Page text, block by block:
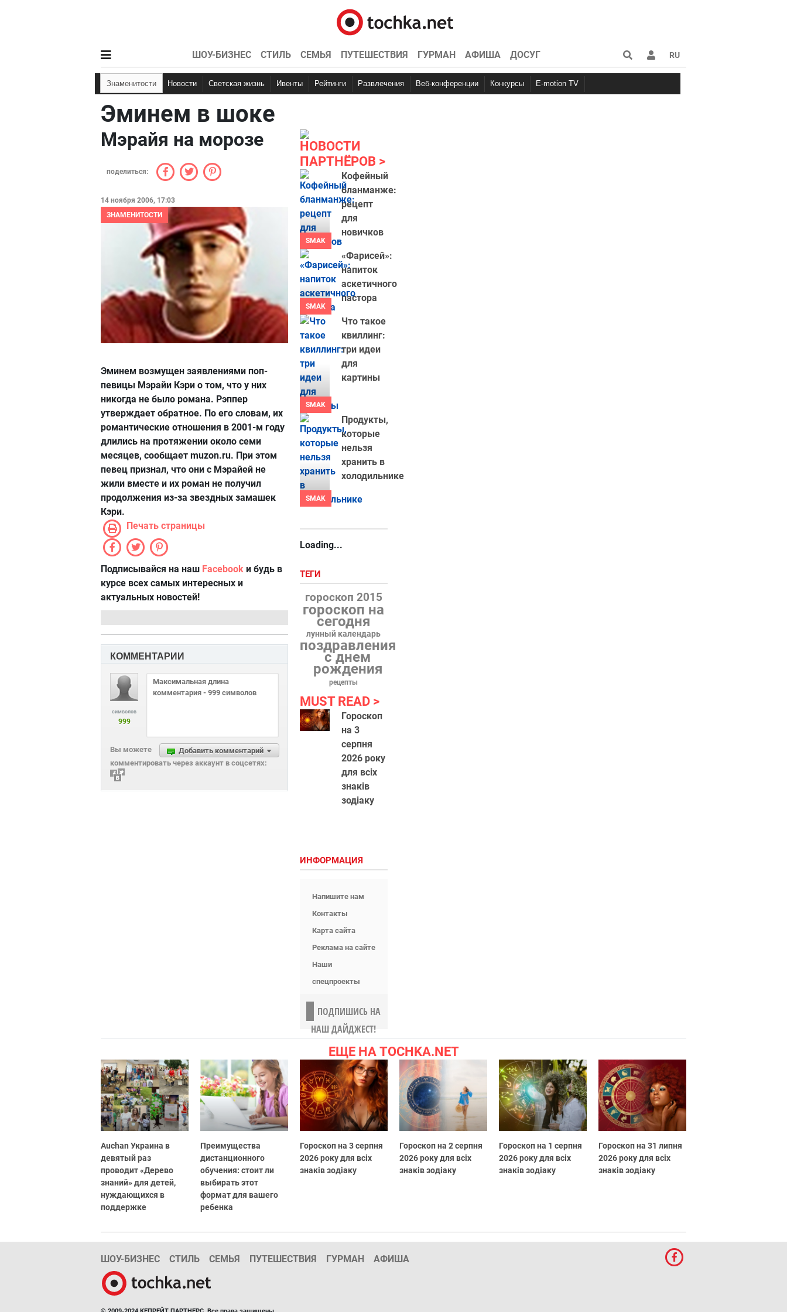
ШОУ-БИЗНЕС СТИЛЬ СЕМЬЯ ПУТЕШЕСТВИЯ ГУРМАН АФИША ДОСУГ RU
Знаменитости Новости Светская жизнь Ивенты Рейтинги Развлечения Веб-конференции Конкурсы E-motion TV
Эминем в шоке
Мэрайя на морозе
поделиться:
14 ноября 2006, 17:03
ЗНАМЕНИТОСТИ
Эминем возмущен заявлениями поп-
певицы Мэрайи Кэри о том, что у них
никогда не было романа. Рэппер
утверждает обратное. По его словам, их
романтические отношения в 2001-м году
длились на протяжении около семи
месяцев, сообщает muzon.ru. При этом
певец признал, что они с Мэрайей не
жили вместе и их роман не получил
продолжения из-за звездных замашек
Кэри.
Печать страницы
Подписывайся на наш Facebook и будь в
курсе всех самых интересных и
актуальных новостей!
КОММЕНТАРИИ
символов
999
Добавить комментарий
Вы можете
комментировать через аккаунт в соцсетях:
НОВОСТИ
ПАРТНЁРОВ
SMAK
Кофейный
бланманже:
рецепт
для
новичков
SMAK
«Фарисей»:
напиток
аскетичного
пастора
SMAK
Что такое
квиллинг:
три идеи
для
картины
SMAK
Продукты,
которые
нельзя
хранить в
холодильнике
Loading...
ТЕГИ
гороскоп 2015
гороскоп на
сегодня
лунный календарь
поздравления
с днем
рождения
рецепты
MUST READ
Гороскоп
на 3
серпня
2026 року
для всіх
знаків
зодіаку
ИНФОРМАЦИЯ
Напишите нам
Контакты
Карта сайта
Реклама на сайте
Наши
спецпроекты
ПОДПИШИСЬ НА
НАШ ДАЙДЖЕСТ!
ЕЩЕ НА TOCHKA.NET
Auchan Украина в
девятый раз
проводит «Дерево
знаний» для детей,
нуждающихся в
поддержке
Преимущества
дистанционного
обучения: стоит ли
выбирать этот
формат для вашего
ребенка
Гороскоп на 3 серпня
2026 року для всіх
знаків зодіаку
Гороскоп на 2 серпня
2026 року для всіх
знаків зодіаку
Гороскоп на 1 серпня
2026 року для всіх
знаків зодіаку
Гороскоп на 31 липня
2026 року для всіх
знаків зодіаку
ШОУ-БИЗНЕС СТИЛЬ СЕМЬЯ ПУТЕШЕСТВИЯ ГУРМАН АФИША